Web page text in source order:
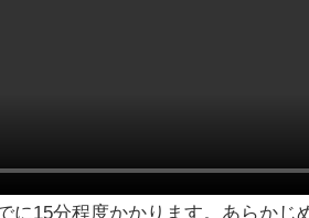
15分程度かかります。あらかじ